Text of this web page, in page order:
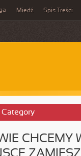
Miedź Spis Treści
Category
CHCEMY